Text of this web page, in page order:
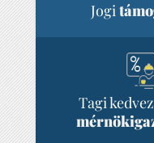
Jogi
Tagi